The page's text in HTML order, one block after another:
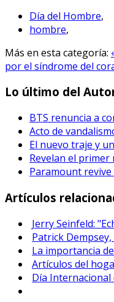
Día del Hombre,
hombre,
Más en esta categoría:
por el síndrome del
Lo último del
BTS renuncia a
Acto de
El nuevo traje y
Revelan el
Paramount revive
Artículos
Jerry Seinfeld:
Patrick
La importancia
Artículos del
Día Internacional